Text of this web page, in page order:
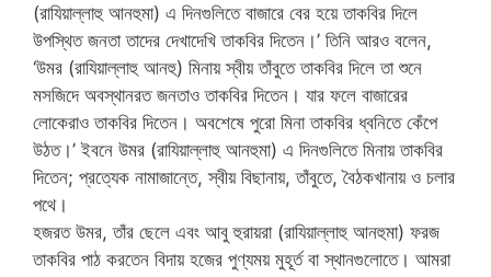
(রাযিয়াল্লাহু আনহুমা) এ দিনগুলিতে বাজারে বের হয়ে তাকবির দিলে
উপস্থিত জনতা তাদের দেখাদেখি তাকবির দিতেন।’ তিনি আরও বলেন,
‘উমর (রাযিয়াল্লাহু আনহু) মিনায় স্বীয় তাঁবুতে তাকবির দিলে তা শুনে
মসজিদে অবস্থানরত জনতাও তাকবির দিতেন। যার ফলে বাজারের
লোকেরাও তাকবির দিতেন। অবশেষে পুরো মিনা তাকবির ধ্বনিতে কেঁপে
উঠত।’ ইবনে উমর (রাযিয়াল্লাহু আনহুমা) এ দিনগুলিতে মিনায় তাকবির
দিতেন; প্রত্যেক নামাজান্তে, স্বীয় বিছানায়, তাঁবুতে, বৈঠকখানায় ও চলার
পথে।
হজরত উমর, তাঁর ছেলে এবং আবু হুরায়রা (রাযিয়াল্লাহু আনহুমা) ফরজ
তাকবির পাঠ করতেন বিদায় হজের পুণ্যময় মুহূর্ত বা স্থানগুলোতে। আমরা